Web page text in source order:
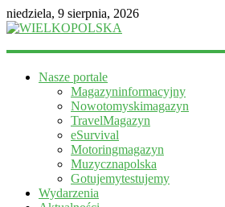
niedziela, 9 sierpnia, 2026
WIELKOPOLSKA
informacyjny
Nasze portale
Magazyninformacyjny
Nowotomyskimagazyn
TravelMagazyn
eSurvival
Motoringmagazyn
Muzycznapolska
Gotujemytestujemy
Wydarzenia